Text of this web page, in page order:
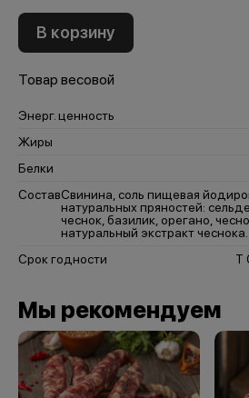
В корзину
Товар весовой
Энерг. ценность
Жиры
Белки
СоставСвинина, соль пищевая
натуральных пряностей:
чеснок, базилик, орегано,
натуральный экстракт чеснока.
Срок годности
Т
Мы рекомендуем